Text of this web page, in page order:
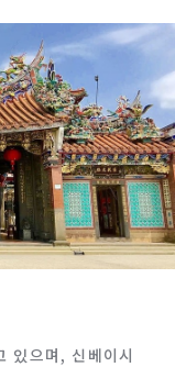
있으며, 신베이시